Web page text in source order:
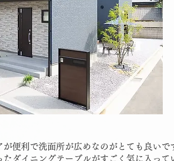
便利で洗面所が広めなのがとても良いで
ダイニングテーブルがすごく気に入って